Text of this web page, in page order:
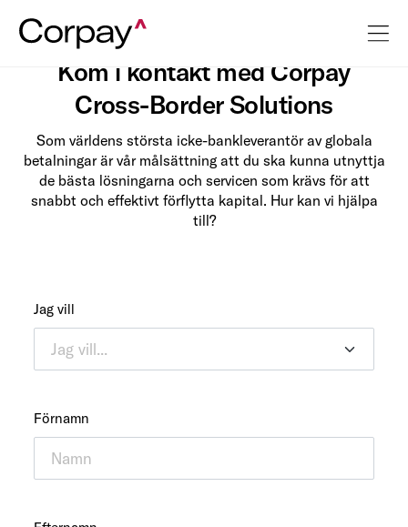
Kontakta oss | Cross Border
Kom i kontakt med Corpay
Cross-Border Solutions
Som världens största icke-bankleverantör av globala
betalningar är vår målsättning att du ska kunna utnyttja
de bästa lösningarna och servicen som krävs för att
snabbt och effektivt förflytta kapital. Hur kan vi hjälpa
till?
Jag vill
Förnamn